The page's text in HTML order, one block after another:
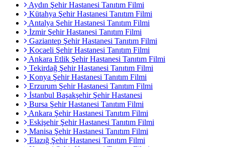
Aydın Şehir Hastanesi Tanıtım Filmi
Kütahya Şehir Hastanesi Tanıtım Filmi
Antalya Şehir Hastanesi Tanıtım Filmi
İzmir Şehir Hastanesi Tanıtım Filmi
Gaziantep Şehir Hastanesi Tanıtım Filmi
Kocaeli Şehir Hastanesi Tanıtım Filmi
Ankara Etlik Şehir Hastanesi Tanıtım Filmi
Tekirdağ Şehir Hastanesi Tanıtım Filmi
Konya Şehir Hastanesi Tanıtım Filmi
Erzurum Şehir Hastanesi Tanıtım Filmi
İstanbul Başakşehir Şehir Hastanesi
Bursa Şehir Hastanesi Tanıtım Filmi
Ankara Şehir Hastanesi Tanıtım Filmi
Eskişehir Şehir Hastanesi Tanıtım Filmi
Manisa Şehir Hastanesi Tanıtım Filmi
Elazığ Şehir Hastanesi Tanıtım Filmi